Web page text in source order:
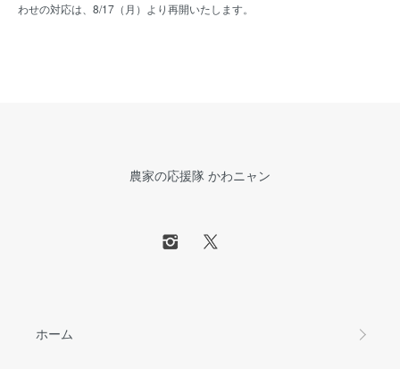
わせの対応は、8/17（月）より再開いたします。
農家の応援隊 かわニャン
ホーム